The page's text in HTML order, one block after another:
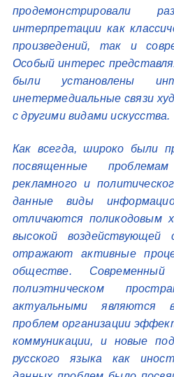
продемонстрировали
интерпретации как
произведений, так и
Особый интерес
были установлены
инетермедиальные связи
с другими видами искусства.
Как всегда, широко были
посвященные проблемам
рекламного и
данные виды
отличаются поликодовым
высокой воздействующей
отражают активные
обществе.
полиэтническом
актуальными являются
проблем организации
коммуникации, и новые
русского языка как